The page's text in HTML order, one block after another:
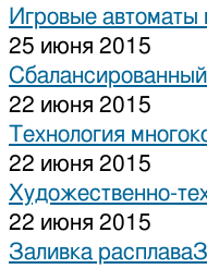
Игровые
25 июня 2015
22 июня 2015
Технология
22 июня 2015
Художественно-
22 июня 2015
Заливка